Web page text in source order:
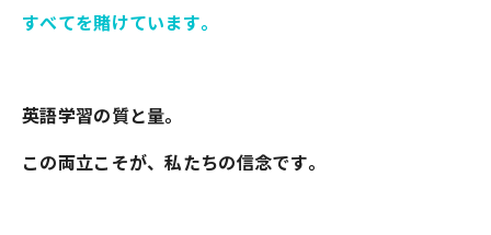
すべてを賭けています。
英語学習の質と量。
この両立こそが、私たちの信念です。